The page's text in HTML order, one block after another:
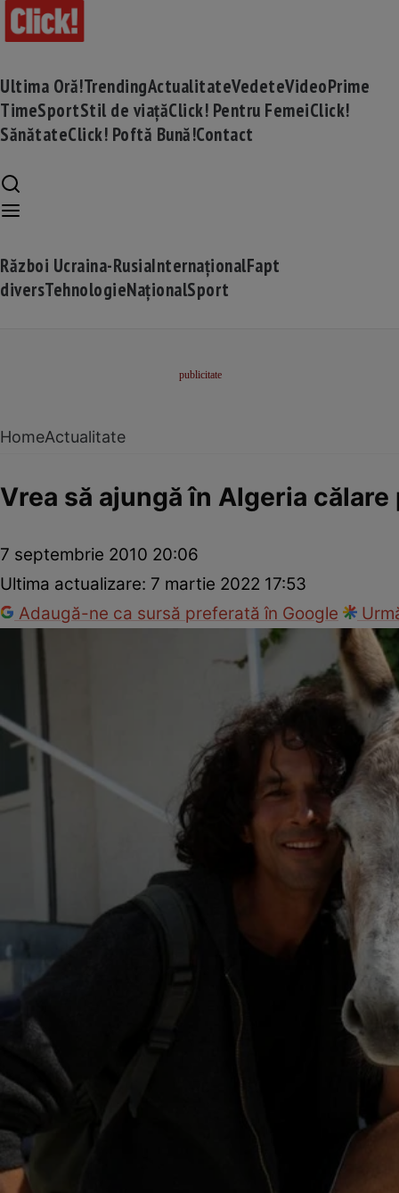
Ultima Oră!TrendingActualitateVedeteVideoPrime
TimeSportStil de viațăClick! Pentru FemeiClick!
SănătateClick! Poftă Bună!Contact
Război Ucraina-RusiaInternaționalFapt
diversTehnologieNaționalSport
HomeActualitate
Vrea să ajungă în Algeria călare
7 septembrie 2010 20:06
Ultima actualizare: 7 martie 2022 17:53
Adaugă-ne ca sursă preferată în Google